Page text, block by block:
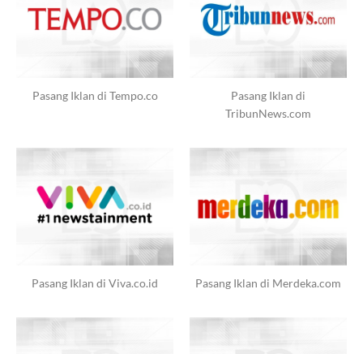
Pasang Iklan di Tempo.co
Pasang Iklan di
TribunNews.com
Pasang Iklan di Viva.co.id Pasang Iklan di Merdeka.com